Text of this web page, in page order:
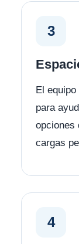
3
El
para
opciones
cargas
4